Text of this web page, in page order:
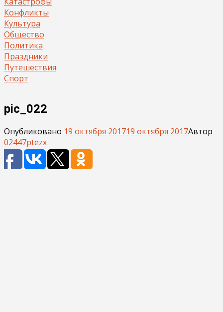
Конфликты
Культура
Общество
Политика
Праздники
Путешествия
Спорт
pic_022
Опубликовано 19 октября 201719 октября 2017Автор
02447ptezx